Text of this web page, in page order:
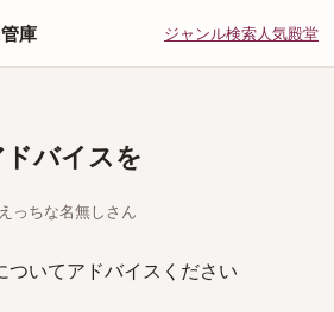
庫 ジャンル検索人気殿堂
バイスを
ちな名無しさん
いてアドバイスください